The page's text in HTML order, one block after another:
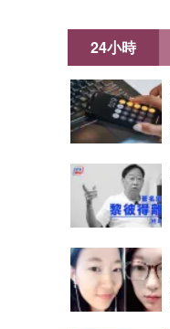
24小時